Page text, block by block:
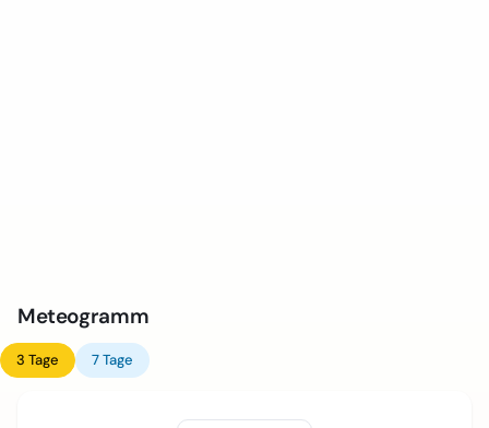
Meteogramm
3 Tage 7 Tage